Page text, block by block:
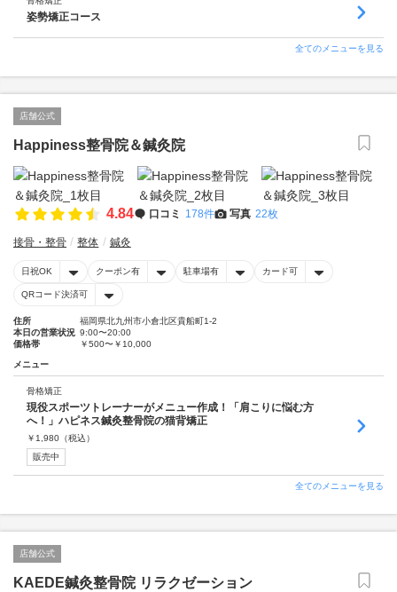
姿勢矯正コース
全てのメニューを見る
店舗公式
Happiness整骨院＆鍼灸院
4.84 口コミ 178件 写真 22枚
接骨・整骨 整体 鍼灸
日祝OK クーポン有 駐車場有 カード可
QRコード決済可
住所
福岡県北九州市小倉北区貴船町1-2
本日の営業状況 9:00〜20:00
価格帯
￥500〜￥10,000
メニュー
骨格矯正
現役スポーツトレーナーがメニュー作成！「肩こりに悩む方
へ！」ハピネス鍼灸整骨院の猫背矯正
￥ 1,980 （税込）
販売中
全てのメニューを見る
店舗公式
KAEDE鍼灸整骨院 リラクゼーション